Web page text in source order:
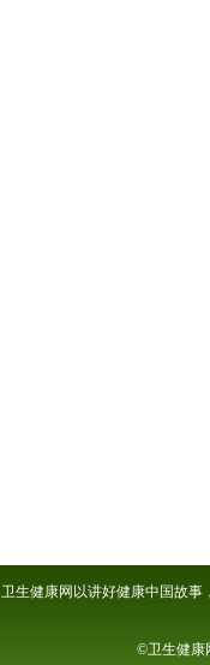
卫生健康网以讲好健康中国故事
©卫生健康